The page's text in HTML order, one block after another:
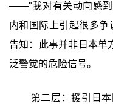
——"我对有关动向感到
内和国际上引起很多
告知：此事并非日本单
泛警觉的危险信号。
第二层：援引日